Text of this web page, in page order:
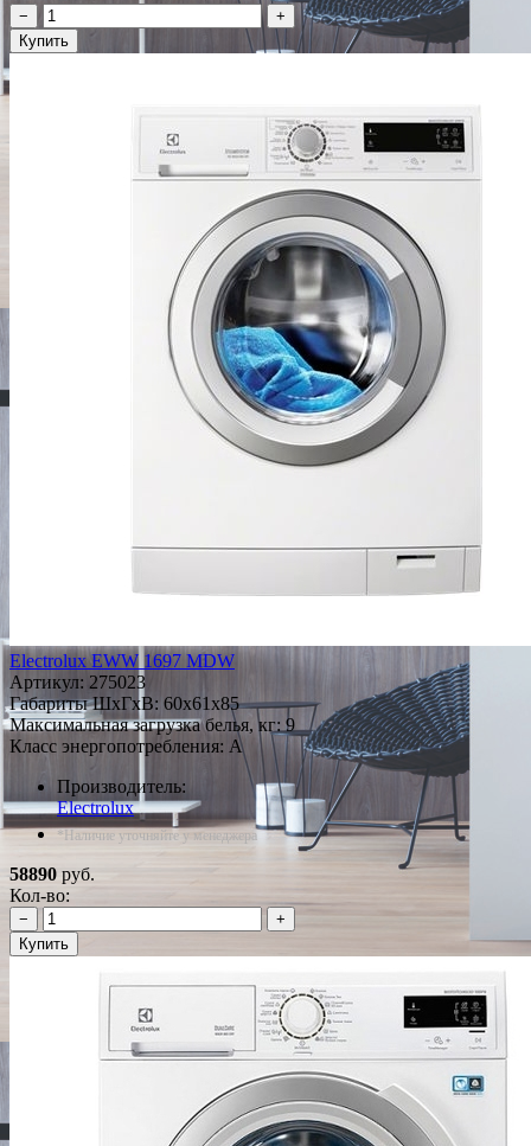
−
+
Купить
Electrolux EWW 1697 MDW
Артикул: 275023
Габариты ШxГxВ: 60x61x85
Максимальная загрузка белья, кг: 9
Класс энергопотребления: A
Производитель:
Electrolux
*Наличие уточняйте у менеджера
58890 руб.
Кол-во:
−
+
Купить